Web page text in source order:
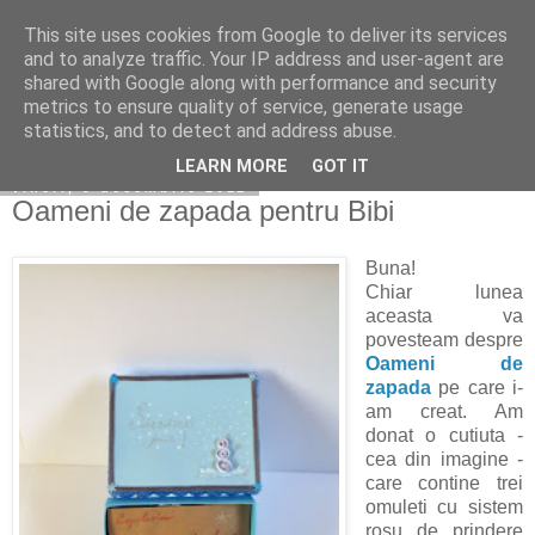
Copilarim
Oameni de zapada pentru Bibi
Buna!
Chiar lunea
aceasta va
povesteam despre
Oameni de
zapadape care i-
am creat. Am
donat o cutiuta -
cea din imagine -
care contine trei
omuleti cu sistem
rosu de prindere
This site uses cookies from Google to deliver its services
and to analyze traffic. Your IP address and user-agent are
shared with Google along with performance and security
metrics to ensure quality of service, generate usage
statistics, and to detect and address abuse.
LEARN MORE GOT IT